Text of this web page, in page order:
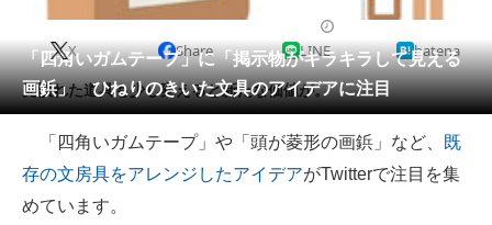
会員記事
メディア
注目記事を集めた総合ページ
ITの今と未来を見通す
「四角いガムテープ」に「掲示物がキラキラして見える
画鋲」 ひねりのきいた文具のアイデアに注目
X Share LINE hatena
見慣れた道具も少し変えると新たな価値が。
「四角いガムテープ」や「頭が菱形の画鋲」など、
既
存の文房具をアレンジしたアイデアがTwitterで注目を集
めています。